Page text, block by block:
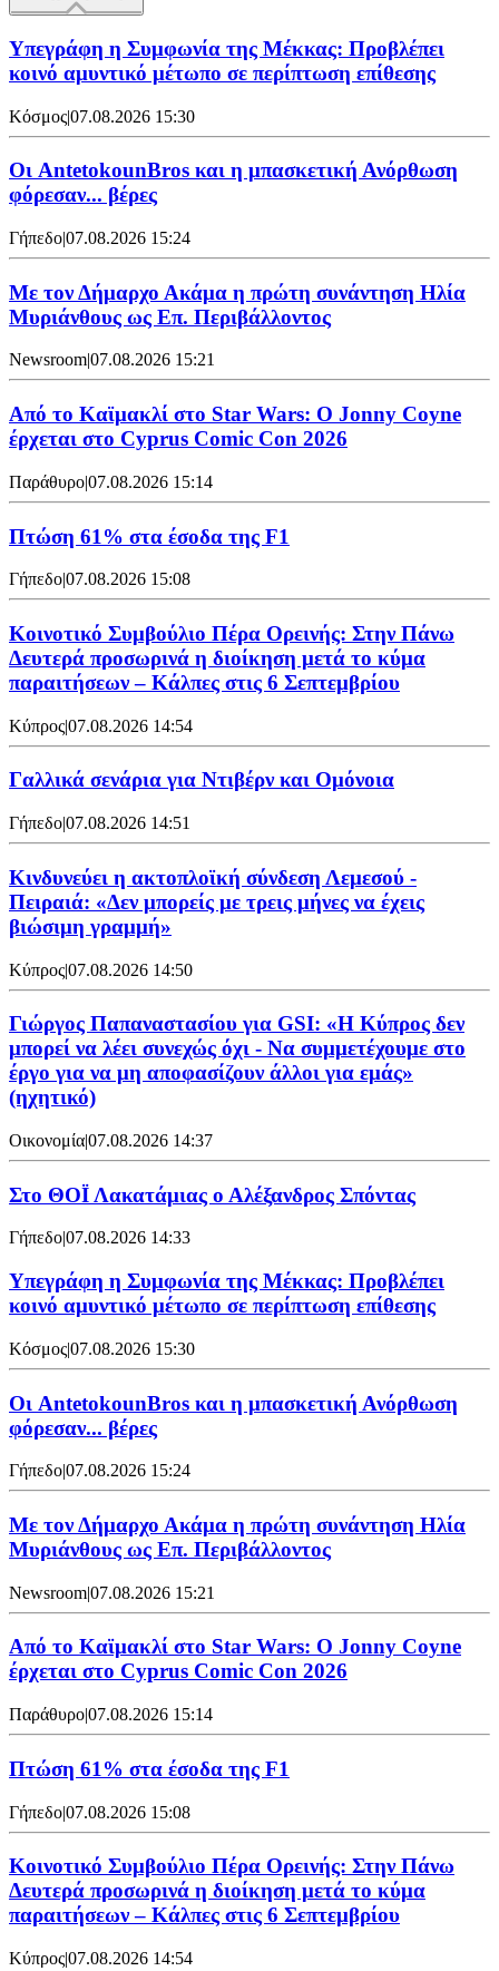
Υπεγράφη η Συμφωνία της Μέκκας: Προβλέπει
κοινό αμυντικό μέτωπο σε περίπτωση επίθεσης
Κόσμος|07.08.2026 15:30
Oι AntetokounBros και η μπασκετική Ανόρθωση
φόρεσαν... βέρες
Γήπεδο|07.08.2026 15:24
Με τον Δήμαρχο Ακάμα η πρώτη συνάντηση Ηλία
Μυριάνθους ως Επ. Περιβάλλοντος
Newsroom|07.08.2026 15:21
Από το Καϊμακλί στο Star Wars: Ο Jonny Coyne
έρχεται στο Cyprus Comic Con 2026
Παράθυρο|07.08.2026 15:14
Πτώση 61% στα έσοδα της F1
Γήπεδο|07.08.2026 15:08
Κοινοτικό Συμβούλιο Πέρα Ορεινής: Στην Πάνω
Δευτερά προσωρινά η διοίκηση μετά το κύμα
παραιτήσεων – Κάλπες στις 6 Σεπτεμβρίου
Κύπρος|07.08.2026 14:54
Γαλλικά σενάρια για Ντιβέρν και Ομόνοια
Γήπεδο|07.08.2026 14:51
Κινδυνεύει η ακτοπλοϊκή σύνδεση Λεμεσού -
Πειραιά: «Δεν μπορείς με τρεις μήνες να έχεις
βιώσιμη γραμμή»
Κύπρος|07.08.2026 14:50
Γιώργος Παπαναστασίου για GSI: «Η Κύπρος δεν
μπορεί να λέει συνεχώς όχι - Να συμμετέχουμε στο
έργο για να μη αποφασίζουν άλλοι για εμάς»
(ηχητικό)
Οικονομία|07.08.2026 14:37
Στο ΘΟΪ Λακατάμιας ο Αλέξανδρος Σπόντας
Γήπεδο|07.08.2026 14:33
Υπεγράφη η Συμφωνία της Μέκκας: Προβλέπει
κοινό αμυντικό μέτωπο σε περίπτωση επίθεσης
Κόσμος|07.08.2026 15:30
Oι AntetokounBros και η μπασκετική Ανόρθωση
φόρεσαν... βέρες
Γήπεδο|07.08.2026 15:24
Με τον Δήμαρχο Ακάμα η πρώτη συνάντηση Ηλία
Μυριάνθους ως Επ. Περιβάλλοντος
Newsroom|07.08.2026 15:21
Από το Καϊμακλί στο Star Wars: Ο Jonny Coyne
έρχεται στο Cyprus Comic Con 2026
Παράθυρο|07.08.2026 15:14
Πτώση 61% στα έσοδα της F1
Γήπεδο|07.08.2026 15:08
Κοινοτικό Συμβούλιο Πέρα Ορεινής: Στην Πάνω
Δευτερά προσωρινά η διοίκηση μετά το κύμα
παραιτήσεων – Κάλπες στις 6 Σεπτεμβρίου
Κύπρος|07.08.2026 14:54